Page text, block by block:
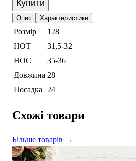
Купити
Опис Характеристики
Розмір
128
НОТ
31,5-32
НОС
35-36
Довжина 28
Посадка
24
Схожі товари
Більше товарів →